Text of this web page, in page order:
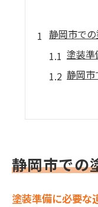
静岡市で
塗装準
静岡市
塗装
静岡
塗装前の
静岡市
静岡市での
塗装準備に必要な